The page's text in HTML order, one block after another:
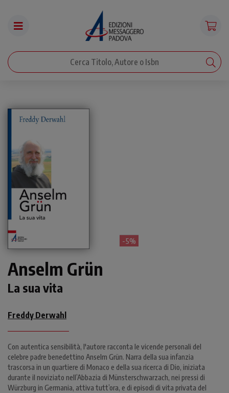
- 5%
Anselm Grün
La sua vita
Freddy Derwahl
Con autentica sensibilità, l'autore racconta le vicende personali del
celebre padre benedettino Anselm Grün. Narra della sua infanzia
trascorsa in un quartiere di Monaco e della sua ricerca di Dio, iniziata
durante il noviziato nell’Abbazia di Münsterschwarzach, nei pressi di
Würzburg in Germania, attiva tutt’ora, e di episodi di vita privata del